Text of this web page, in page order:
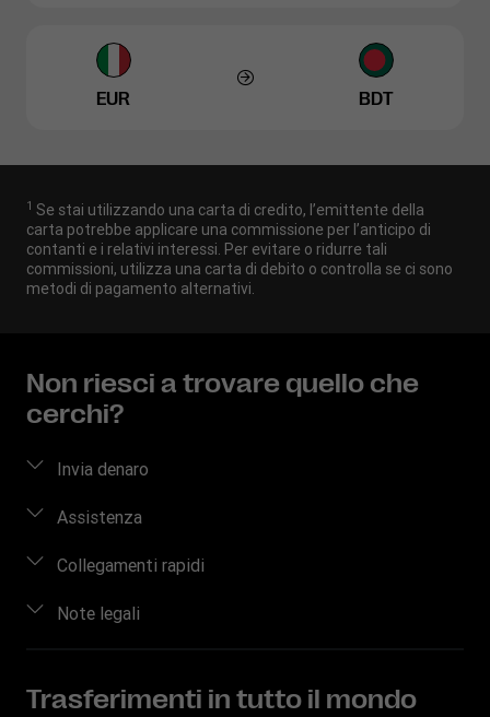
EUR BDT
1 Se stai utilizzando una carta di credito, l’emittente della
carta potrebbe applicare una commissione per l’anticipo di
contanti e i relativi interessi. Per evitare o ridurre tali
commissioni, utilizza una carta di debito o controlla se ci sono
metodi di pagamento alternativi.
Non riesci a trovare quello che
cerchi?
Invia denaro
Come inviare denaro
Trova agenzie
Invia denaro su conto bancario
Assistenza
Domande frequenti
Collegamenti rapidi
Accedi/Registrati
Note legali
Informativa Sulla Privacy
Trasferimenti in tutto il mondo